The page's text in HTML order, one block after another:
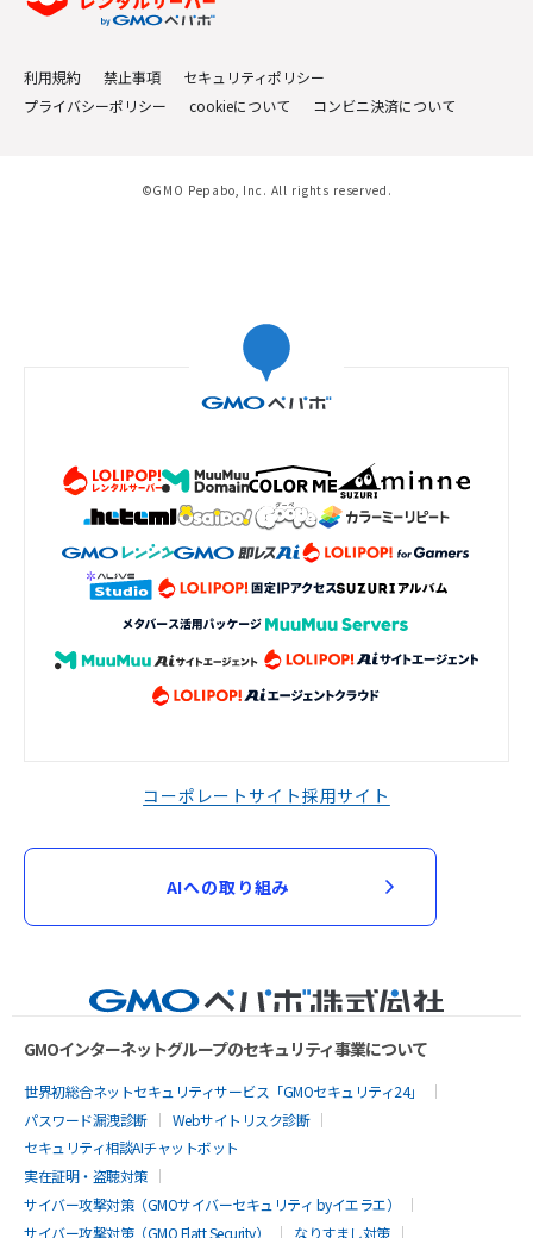
利用規約 禁止事項
セキュリティポリシー
プライバシーポリシー
cookieについて コンビニ決済について
©GMO Pepabo, Inc. All rights reserved.
コーポレートサイト採用サイト
AIへの取り組み
GMOインターネットグループのセキュリティ事業について
世界初総合ネットセキュリティサービス「GMOセキュリティ24」
パスワード漏洩診断
Webサイトリスク診断
セキュリティ相談AIチャットボット
実在証明・盗聴対策
サイバー攻撃対策（GMOサイバーセキュリティ byイエラエ）
サイバー攻撃対策（GMO Flatt Security）
なりすまし対策